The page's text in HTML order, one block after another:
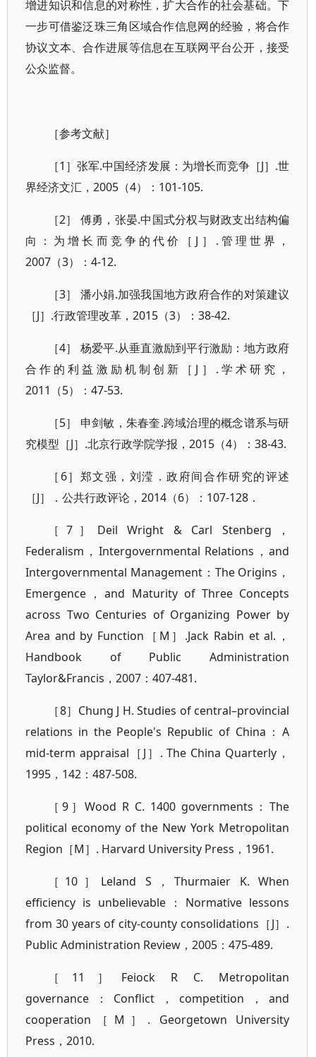
增进知识和信息的对称性，扩大合作的社会基础。下
一步可借鉴泛珠三角区域合作信息网的经验，将合作
协议文本、合作进展等信息在互联网平台公开，接受
公众监督。
［参考文献］
［1］张军.中国经济发展：为增长而竞争［J］.世
界经济文汇，2005（4）：101-105.
［2］ 傅勇，张晏.中国式分权与财政支出结构偏
向：为增长而竞争的代价［J］.管理世界，
2007（3）：4-12.
［3］ 潘小娟.加强我国地方政府合作的对策建议
［J］.行政管理改革，2015（3）：38-42.
［4］ 杨爱平.从垂直激励到平行激励：地方政府
合作的利益激励机制创新［J］.学术研究，
2011（5）：47-53.
［5］ 申剑敏，朱春奎.跨域治理的概念谱系与研
究模型［J］.北京行政学院学报，2015（4）：38-43.
［6］郑文强，刘滢．政府间合作研究的评述
［J］．公共行政评论，2014（6）：107-128．
［7］Deil Wright & Carl Stenberg，
Federalism，Intergovernmental Relations，and
Intergovernmental Management：The Origins，
Emergence，and Maturity of Three Concepts
across Two Centuries of Organizing Power by
Area and by Function［M］.Jack Rabin et al.，
Handbook of Public Administration
Taylor&Francis，2007：407-481.
［8］Chung J H. Studies of central–provincial
relations in the People's Republic of China：A
mid-term appraisal［J］. The China Quarterly，
1995，142：487-508.
［9］Wood R C. 1400 governments：The
political economy of the New York Metropolitan
Region［M］. Harvard University Press，1961.
［10］Leland S，Thurmaier K. When
efficiency is unbelievable：Normative lessons
from 30 years of city-county consolidations［J］.
Public Administration Review，2005：475-489.
［11］Feiock R C. Metropolitan
governance：Conflict，competition，and
cooperation［M］. Georgetown University
Press，2010.